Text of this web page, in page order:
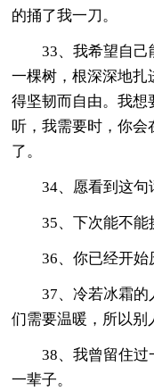
的捅了我一刀。
33、我希望自
一棵树，根深深地扎
得坚韧而自由。我想
听，我需要时，你会
了。
34、愿看到这句
35、下次能不能
36、你已经开始
37、冷若冰霜
们需要温暖，所以别
38、我曾留住
一辈子。